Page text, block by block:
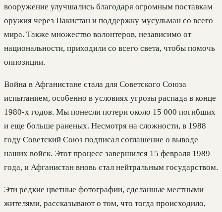
вооружение улучшались благодаря огромным поставкам
оружия через Пакистан и поддержку мусульман со всего
мира. Также множество волонтеров, независимо от
национальности, приходили со всего света, чтобы помочь
оппозиции.
Война в Афганистане стала для Советского Союза
испытанием, особенно в условиях угрозы распада в конце
1980-х годов. Мы понесли потери около 15 000 погибших
и еще больше раненых. Несмотря на сложности, в 1988
году Советский Союз подписал соглашение о выводе
наших войск. Этот процесс завершился 15 февраля 1989
года, и Афганистан вновь стал нейтральным государством.
Эти редкие цветные фотографии, сделанные местными
жителями, рассказывают о том, что тогда происходило,